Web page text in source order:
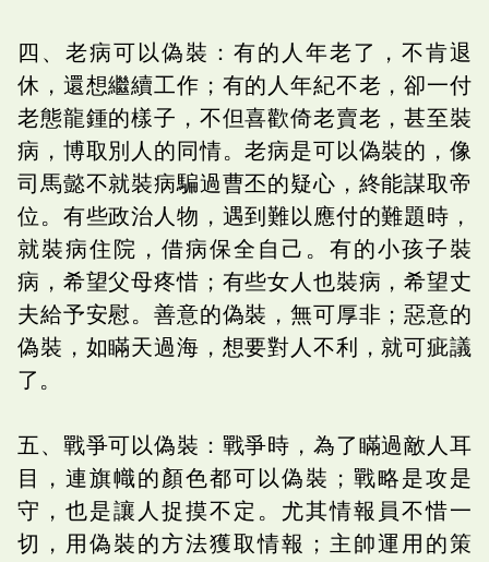
四、老病可以偽裝：有的人年老了，不肯退
休，還想繼續工作；有的人年紀不老，卻一付
老態龍鍾的樣子，不但喜歡倚老賣老，甚至裝
病，博取別人的同情。老病是可以偽裝的，像
司馬懿不就裝病騙過曹丕的疑心，終能謀取帝
位。有些政治人物，遇到難以應付的難題時，
就裝病住院，借病保全自己。有的小孩子裝
病，希望父母疼惜；有些女人也裝病，希望丈
夫給予安慰。善意的偽裝，無可厚非；惡意的
偽裝，如瞞天過海，想要對人不利，就可疵議
了。
五、戰爭可以偽裝：戰爭時，為了瞞過敵人耳
目，連旗幟的顏色都可以偽裝；戰略是攻是
守，也是讓人捉摸不定。尤其情報員不惜一
切，用偽裝的方法獲取情報；主帥運用的策